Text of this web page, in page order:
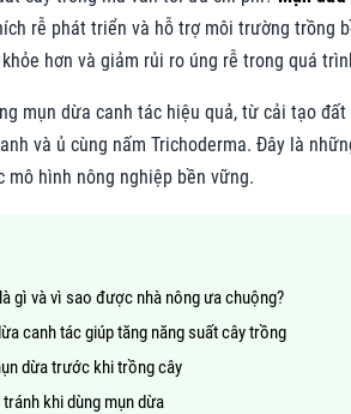
rễ phát triển và hỗ trợ môi trường trồng
hơn và giảm rủi ro úng rễ trong quá
mụn dừa canh tác hiệu quả, từ cải tạo
và ủ cùng nấm Trichoderma. Đây là
hình nông nghiệp bền vững.
gì và vì sao được nhà nông ưa chuộng?
canh tác giúp tăng năng suất cây trồng
dừa trước khi trồng cây
khi dùng mụn dừa